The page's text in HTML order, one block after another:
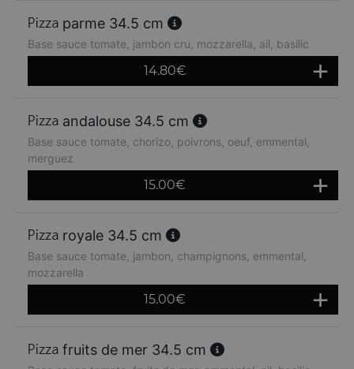
parme 34.5 cm
Base sauce tomate, jambon cru, mozzarella, ail, basilic
14.80€
andalouse 34.5 cm
Base sauce tomate, chorizo, poivrons, oeuf, emmental,
merguez
15.00€
royale 34.5 cm
Base sauce tomate, jambon, champignons, emmental,
mozzarella
15.00€
fruits de mer 34.5 cm